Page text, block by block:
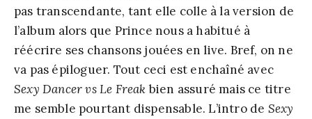
pas transcendante, tant elle colle à la version de
l’album alors que Prince nous a habitué à
réécrire ses chansons jouées en live. Bref, on ne
va pas épiloguer. Tout ceci est enchaîné avec
Sexy Dancer vs Le Freakbien assuré mais ce titre
me semble pourtant dispensable. L’intro de Sexy